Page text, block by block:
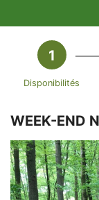
Disponibilités
WEEK-END